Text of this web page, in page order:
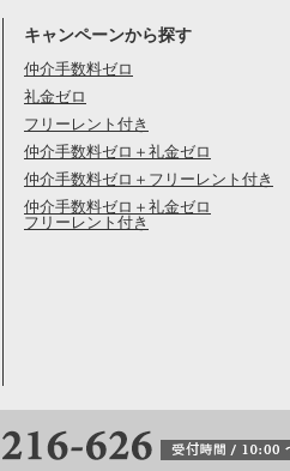
キャンペーンから探す
仲介手数料ゼロ
礼金ゼロ
フリーレント付き
仲介手数料ゼロ＋礼金ゼロ
仲介手数料ゼロ＋フリーレント付き
仲介手数料ゼロ＋礼金ゼロ
フリーレント付き